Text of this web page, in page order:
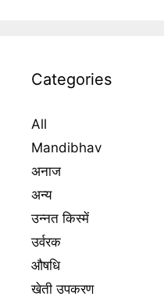
Categories
All
Mandibhav
अनाज
अन्य
उन्नत किस्में
उर्वरक
औषधि
खेती उपकरण